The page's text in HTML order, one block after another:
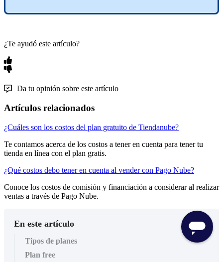
¿Te ayudó este artículo?
Da tu opinión sobre este artículo
Artículos relacionados
¿Cuáles son los costos del plan gratuito de Tiendanube?
Te contamos acerca de los costos a tener en cuenta para tener tu
tienda en línea con el plan gratis.
¿Qué costos debo tener en cuenta al vender con Pago Nube?
Conoce los costos de comisión y financiación a considerar al realizar
ventas a través de Pago Nube.
En este artículo
Tipos de planes
Plan free